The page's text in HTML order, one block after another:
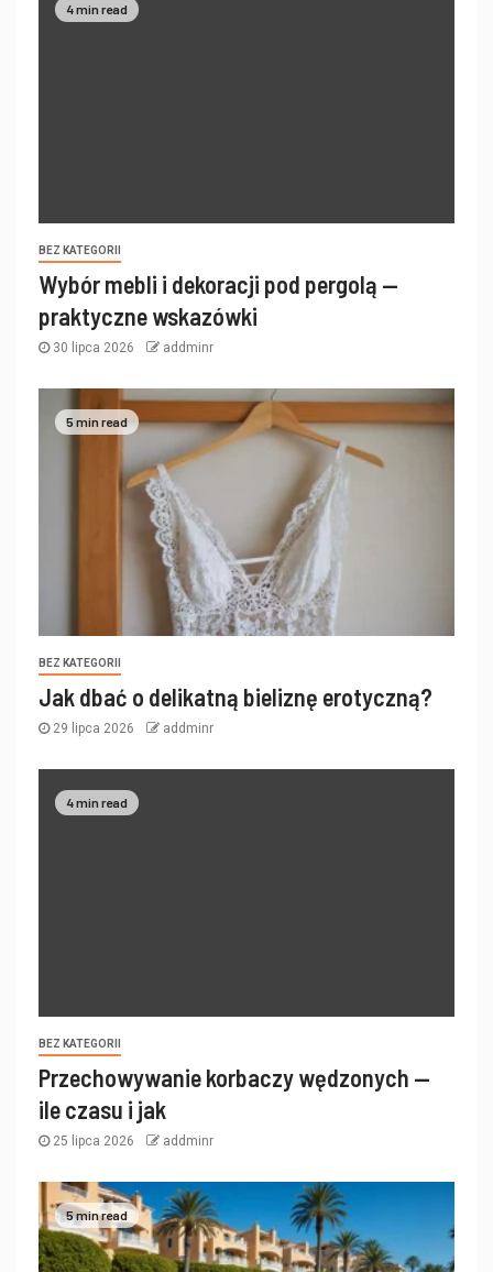
4 min read
BEZ KATEGORII
Wybór mebli i dekoracji pod pergolą —
praktyczne wskazówki
30 lipca 2026 addminr
5 min read
BEZ KATEGORII
Jak dbać o delikatną bieliznę erotyczną?
29 lipca 2026 addminr
4 min read
BEZ KATEGORII
Przechowywanie korbaczy wędzonych —
ile czasu i jak
25 lipca 2026 addminr
5 min read